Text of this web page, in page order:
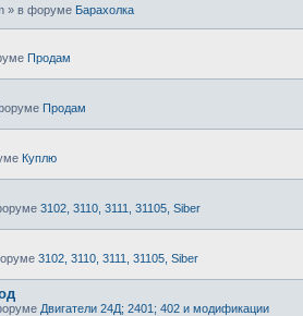
» в форуме Барахолка
Продам
Продам
Куплю
3102, 3110, 3111, 31105, Siber
3102, 3110, 3111, 31105, Siber
Двигатели 24Д; 2401; 402 и модификации